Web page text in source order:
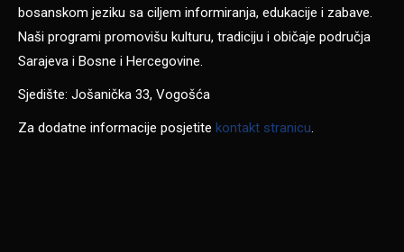
bosanskom jeziku sa ciljem informiranja, edukacije i zabave.
Naši programi promovišu kulturu, tradiciju i običaje područja
Sarajeva i Bosne i Hercegovine.
Sjedište: Jošanička 33, Vogošća
Za dodatne informacije posjetite kontakt stranicu.